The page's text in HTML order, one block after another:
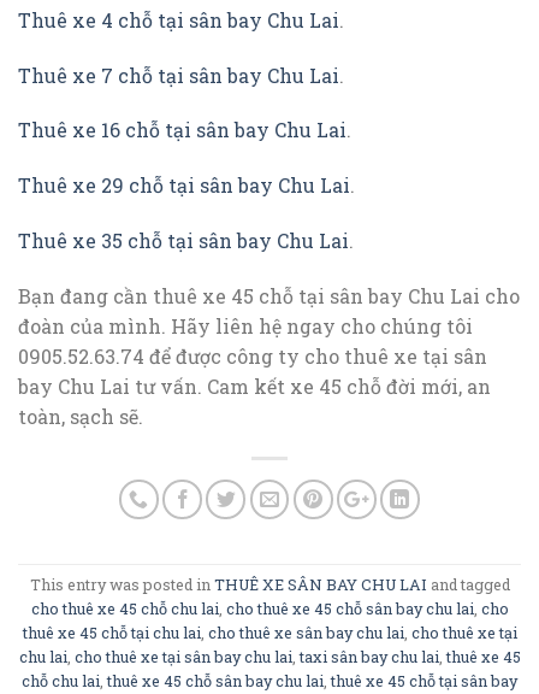
Thuê xe 4 chỗ tại sân bay Chu Lai.
Thuê xe 7 chỗ tại sân bay Chu Lai.
Thuê xe 16 chỗ tại sân bay Chu Lai.
Thuê xe 29 chỗ tại sân bay Chu Lai.
Thuê xe 35 chỗ tại sân bay Chu Lai.
Bạn đang cần thuê xe 45 chỗ tại sân bay Chu Lai cho
đoàn của mình. Hãy liên hệ ngay cho chúng tôi
0905.52.63.74 để được công ty cho thuê xe tại sân
bay Chu Lai tư vấn. Cam kết xe 45 chỗ đời mới, an
toàn, sạch sẽ.
This entry was posted in THUÊ XE SÂN BAY CHU LAI and tagged
cho thuê xe 45 chỗ chu lai cho thuê xe 45 chỗ sân bay chu lai cho
thuê xe 45 chỗ tại chu lai cho thuê xe sân bay chu lai cho thuê xe tại
chu lai cho thuê xe tại sân bay chu lai ,taxi sân bay chu lai ,thuê xe 45
chỗ chu lai ,thuê xe 45 chỗ sân bay chu lai ,thuê xe 45 chỗ tại sân bay